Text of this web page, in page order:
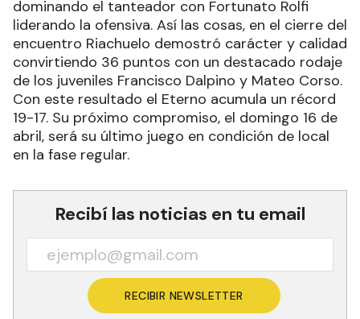
dominando el tanteador con Fortunato Rolfi
liderando la ofensiva. Así las cosas, en el cierre del
encuentro Riachuelo demostró carácter y calidad
convirtiendo 36 puntos con un destacado rodaje
de los juveniles Francisco Dalpino y Mateo Corso.
Con este resultado el Eterno acumula un récord
19-17. Su próximo compromiso, el domingo 16 de
abril, será su último juego en condición de local
en la fase regular.
Recibí las noticias en tu email
RECIBIR NEWSLETTER